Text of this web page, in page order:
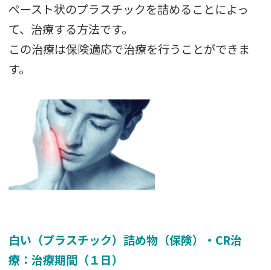
ペースト状のプラスチックを詰めることによっ
て、治療する方法です。
この治療は保険適応で治療を行うことができま
す。
白い（プラスチック）詰め物（保険）・CR治
療：治療期間（１日）